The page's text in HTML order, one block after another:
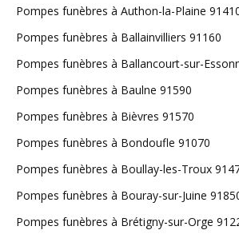
Pompes funèbres à Authon-la-Plaine
Pompes funèbres à Ballainvilliers 91160
Pompes funèbres à Ballancourt-sur-
Pompes funèbres à Baulne 91590
Pompes funèbres à Bièvres 91570
Pompes funèbres à Bondoufle 91070
Pompes funèbres à Boullay-les-Troux
Pompes funèbres à Bouray-sur-Juine
Pompes funèbres à Brétigny-sur-Orge